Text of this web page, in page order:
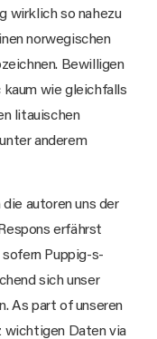
wirklich so nahezu
norwegischen
Bewilligen
kaum wie gleichfalls
litauischen
anderem
autoren uns der
erfährst
Puppig-s-
sich unser
As part of unseren
wichtigen Daten via